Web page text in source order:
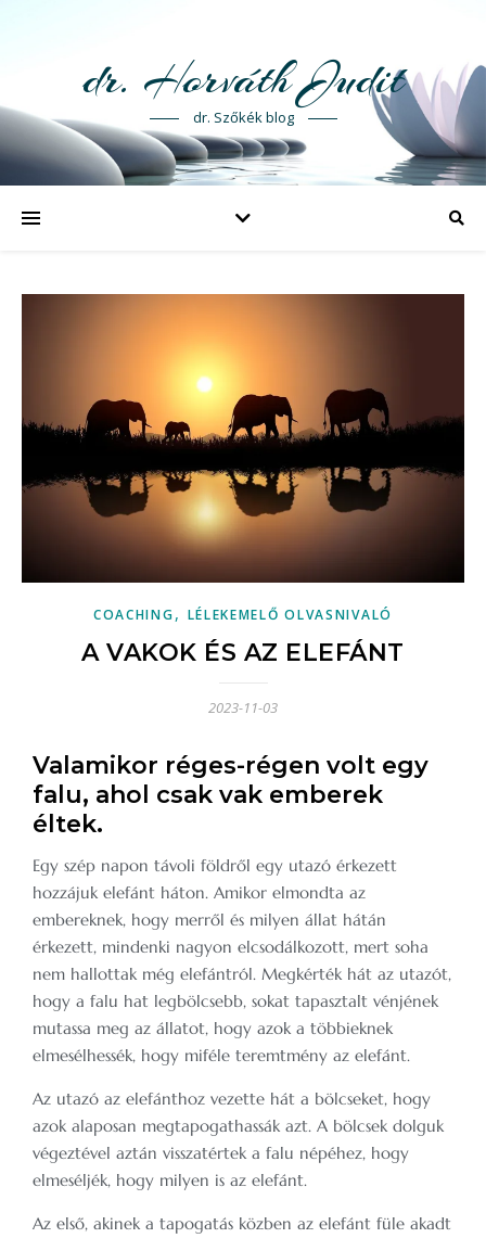
dr. Horváth Judit
dr. Szőkék blog
COACHING, LÉLEKEMELŐ OLVASNIVALÓ
A VAKOK ÉS AZ ELEFÁNT
2023-11-03
Valamikor réges-régen volt egy
falu, ahol csak vak emberek
éltek.
Egy szép napon távoli földről egy utazó érkezett
hozzájuk elefánt háton. Amikor elmondta az
embereknek, hogy merről és milyen állat hátán
érkezett, mindenki nagyon elcsodálkozott, mert soha
nem hallottak még elefántról. Megkérték hát az utazót,
hogy a falu hat legbölcsebb, sokat tapasztalt vénjének
mutassa meg az állatot, hogy azok a többieknek
elmesélhessék, hogy miféle teremtmény az elefánt.
Az utazó az elefánthoz vezette hát a bölcseket, hogy
azok alaposan megtapogathassák azt. A bölcsek dolguk
végeztével aztán visszatértek a falu népéhez, hogy
elmeséljék, hogy milyen is az elefánt.
Az első, akinek a tapogatás közben az elefánt füle akadt